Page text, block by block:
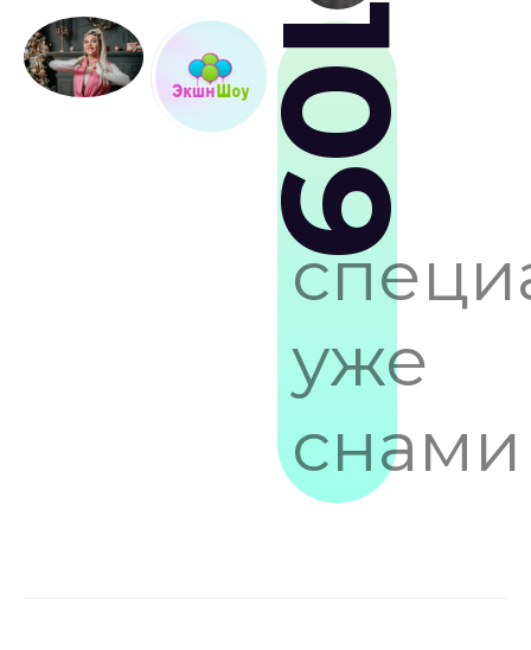
109
уже
снами